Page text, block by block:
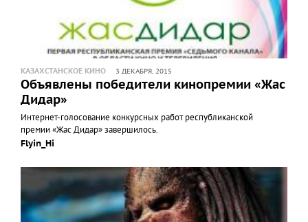
КАЗАХСТАНСКОЕ КИНО 3 ДЕКАБРЯ, 2015
Объявлены победители кинопремии «Жас
Дидар»
Интернет-голосование конкурсных работ республиканской
премии «Жас Дидар» завершилось.
Flyin_Hi